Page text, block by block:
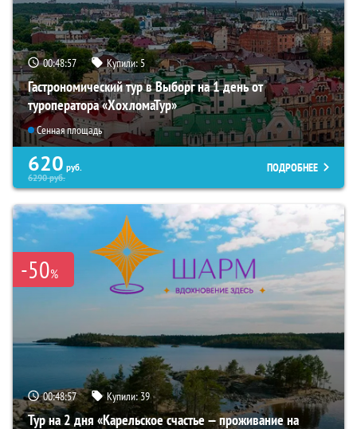
00:48:56 Купили:5
Гастрономический тур в Выборг на 1 день от
туроператора «ХохломаТур»
Сенная площадь
620 руб.
6290руб.
ПОДРОБНЕЕ
-50%
00:48:56 Купили:39
Тур на 2 дня «Карельское счастье — проживание на